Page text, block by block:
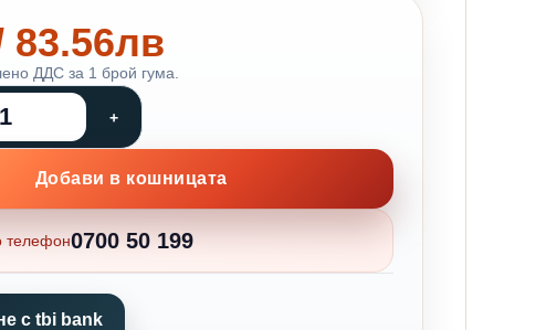
83.56лв
ДДС за 1 брой гума.
Добави в кошницата
телефон0700 50 199
с tbi bank